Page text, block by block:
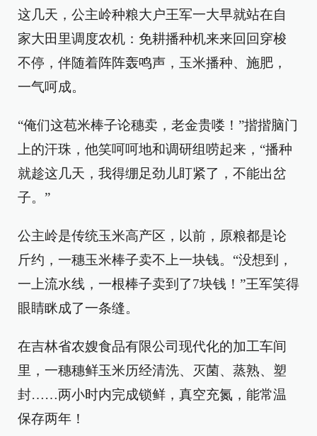
这几天，公主岭种粮大户王军一大早就站在自
家大田里调度农机：免耕播种机来来回回穿梭
不停，伴随着阵阵轰鸣声，玉米播种、施肥，
一气呵成。
“俺们这苞米棒子论穗卖，老金贵喽！”揩揩脑门
上的汗珠，他笑呵呵地和调研组唠起来，“播种
就趁这几天，我得绷足劲儿盯紧了，不能出岔
子。”
公主岭是传统玉米高产区，以前，原粮都是论
斤约，一穗玉米棒子卖不上一块钱。“没想到，
一上流水线，一根棒子卖到了7块钱！”王军笑得
眼睛眯成了一条缝。
在吉林省农嫂食品有限公司现代化的加工车间
里，一穗穗鲜玉米历经清洗、灭菌、蒸熟、塑
封……两小时内完成锁鲜，真空充氮，能常温
保存两年！